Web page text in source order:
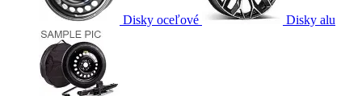
Disky oceľové Disky alu